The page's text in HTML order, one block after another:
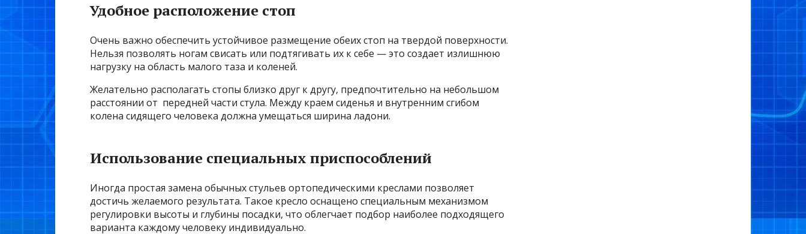
Удобное расположение стоп
Очень важно обеспечить устойчивое размещение обеих стоп на твердой поверхности.
Нельзя позволять ногам свисать или подтягивать их к себе — это создает излишнюю
нагрузку на область малого таза и коленей.
Желательно располагать стопы близко друг к другу, предпочтительно на небольшом
расстоянии от передней части стула. Между краем сиденья и внутренним сгибом
колена сидящего человека должна умещаться ширина ладони.
Использование специальных приспособлений
Иногда простая замена обычных стульев ортопедическими креслами позволяет
достичь желаемого результата. Такое кресло оснащено специальным механизмом
регулировки высоты и глубины посадки, что облегчает подбор наиболее подходящего
варианта каждому человеку индивидуально.